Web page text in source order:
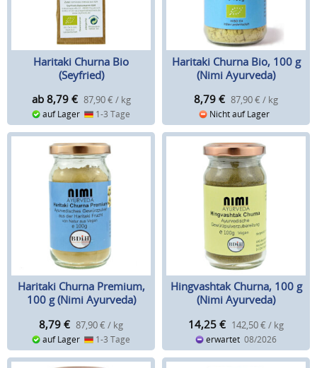
Haritaki Churna Bio
(Seyfried)
ab 8,79 € 87,90 € / kg
auf Lager 1-3 Tage
Haritaki Churna Bio, 100 g
(Nimi Ayurveda)
8,79 € 87,90 € / kg
Nicht auf Lager
Haritaki Churna Premium,
100 g (Nimi Ayurveda)
8,79 € 87,90 € / kg
auf Lager 1-3 Tage
Hingvashtak Churna, 100 g
(Nimi Ayurveda)
14,25 € 142,50 € / kg
erwartet 08/2026